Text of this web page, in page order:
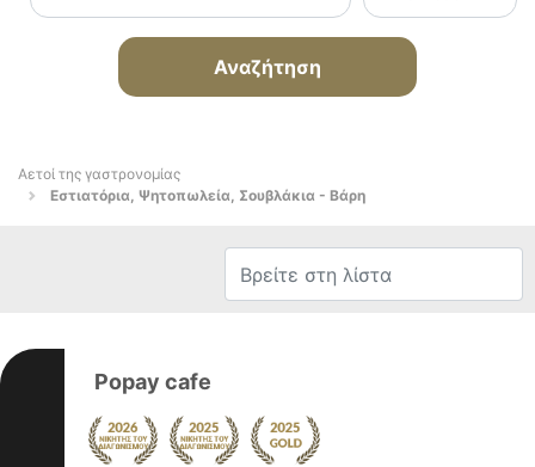
Αναζήτηση
Αετοί της γαστρονομίας
Εστιατόρια, Ψητοπωλεία, Σουβλάκια - Βάρη
Popay cafe